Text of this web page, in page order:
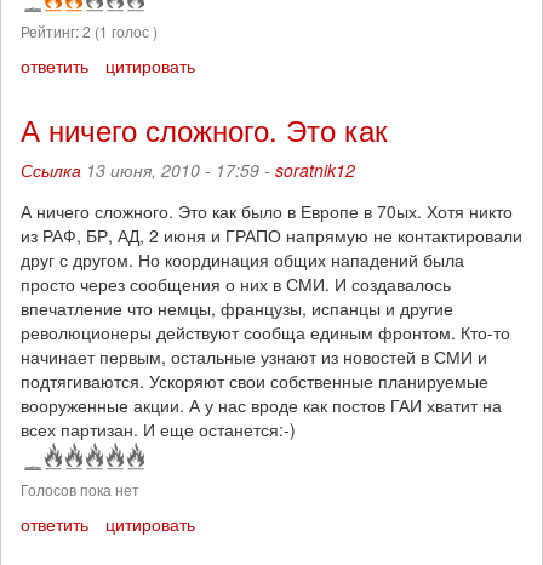
Рейтинг:2 (1 голос )
ответить цитировать
А ничего сложного. Это как
Ссылка 13 июня, 2010 - 17:59 - soratnik12
А ничего сложного. Это как было в Европе в 70ых. Хотя никто
из РАФ, БР, АД, 2 июня и ГРАПО напрямую не контактировали
друг с другом. Но координация общих нападений была
просто через сообщения о них в СМИ. И создавалось
впечатление что немцы, французы, испанцы и другие
революционеры действуют сообща единым фронтом. Кто-то
начинает первым, остальные узнают из новостей в СМИ и
подтягиваются. Ускоряют свои собственные планируемые
вооруженные акции. А у нас вроде как постов ГАИ хватит на
всех партизан. И еще останется:-)
Голосов пока нет
ответить цитировать